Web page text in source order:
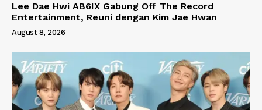
Lee Dae Hwi AB6IX Gabung Off The Record
Entertainment, Reuni dengan Kim Jae Hwan
August 8, 2026